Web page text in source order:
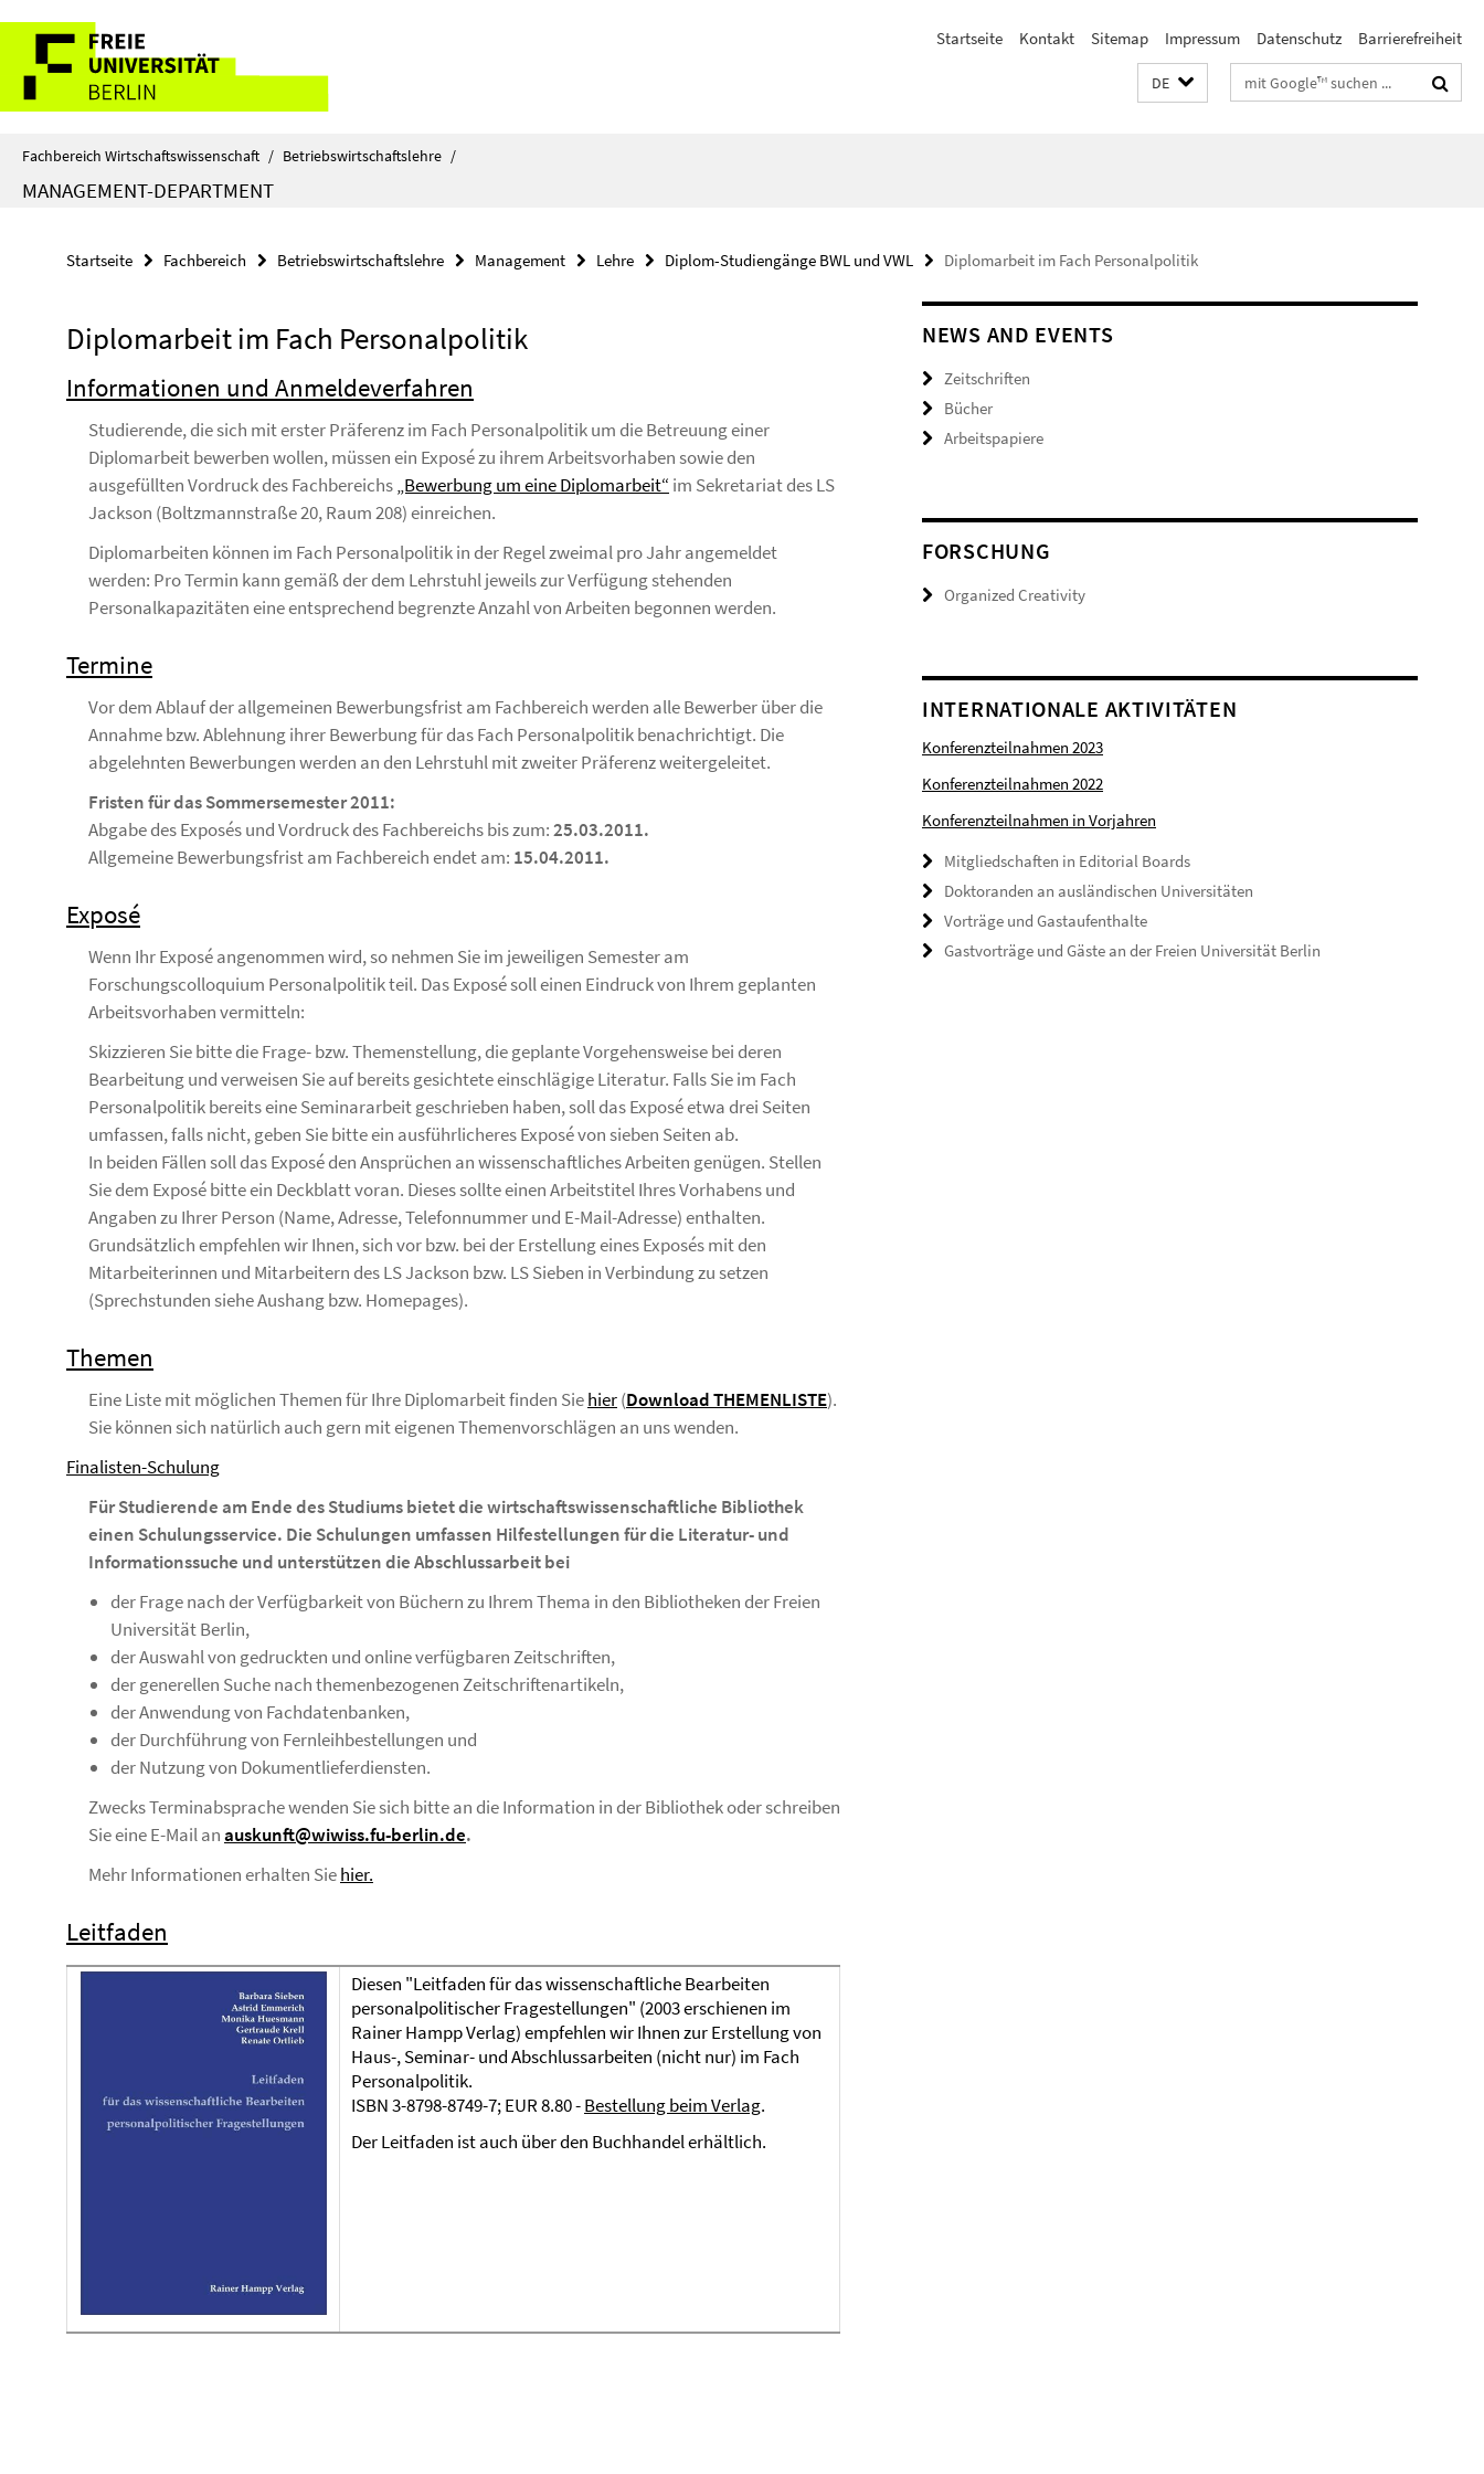
direkt
Inhalt
Service-
Navigation
Startseite Kontakt Sitemap Impressum Datenschutz Barrierefreiheit
DE Suchbegriffe
Fachbereich Wirtschaftswissenschaft / Betriebswirtschaftslehre /
MANAGEMENT-DEPARTMENT
Startseite Fachbereich Betriebswirtschaftslehre Management Lehre Diplom-Studiengänge BWL und VWL Diplomarbeit im Fach Personalpolitik
Diplomarbeit im Fach Personalpolitik
Informationen und Anmeldeverfahren
Studierende, die sich mit erster Präferenz im Fach Personalpolitik um die Betreuung einer
Diplomarbeit bewerben wollen, müssen ein Exposé zu ihrem Arbeitsvorhaben sowie den
ausgefüllten Vordruck des Fachbereichs„Bewerbung um eine Diplomarbeit“ im Sekretariat des LS
Jackson (Boltzmannstraße 20, Raum 208) einreichen.
Diplomarbeiten können im Fach Personalpolitik in der Regel zweimal pro Jahr angemeldet
werden: Pro Termin kann gemäß der dem Lehrstuhl jeweils zur Verfügung stehenden
Personalkapazitäten eine entsprechend begrenzte Anzahl von Arbeiten begonnen werden.
Termine
Vor dem Ablauf der allgemeinen Bewerbungsfrist am Fachbereich werden alle Bewerber über die
Annahme bzw. Ablehnung ihrer Bewerbung für das Fach Personalpolitik benachrichtigt. Die
abgelehnten Bewerbungen werden an den Lehrstuhl mit zweiter Präferenz weitergeleitet.
Fristen für das Sommersemester 2011:
Abgabe des Exposés und Vordruck des Fachbereichs bis zum:25.03.2011.
Allgemeine Bewerbungsfrist am Fachbereich endet am: 15.04.2011.
Exposé
Wenn Ihr Exposé angenommen wird, so nehmen Sie im jeweiligen Semester am
Forschungscolloquium Personalpolitik teil. Das Exposé soll einen Eindruck von Ihrem geplanten
Arbeitsvorhaben vermitteln:
Skizzieren Sie bitte die Frage- bzw. Themenstellung, die geplante Vorgehensweise bei deren
Bearbeitung und verweisen Sie auf bereits gesichtete einschlägige Literatur. Falls Sie im Fach
Personalpolitik bereits eine Seminararbeit geschrieben haben, soll das Exposé etwa drei Seiten
umfassen, falls nicht, geben Sie bitte ein ausführlicheres Exposé von sieben Seiten ab.
In beiden Fällen soll das Exposé den Ansprüchen an wissenschaftliches Arbeiten genügen. Stellen
Sie dem Exposé bitte ein Deckblatt voran. Dieses sollte einen Arbeitstitel Ihres Vorhabens und
Angaben zu Ihrer Person (Name, Adresse, Telefonnummer und E-Mail-Adresse) enthalten.
Grundsätzlich empfehlen wir Ihnen, sich vor bzw. bei der Erstellung eines Exposés mit den
Mitarbeiterinnen und Mitarbeitern des LS Jackson bzw. LS Sieben in Verbindung zu setzen
(Sprechstunden siehe Aushang bzw. Homepages).
Themen
Eine Liste mit möglichen Themen für Ihre Diplomarbeit finden Siehier(Download THEMENLISTE).
Sie können sich natürlich auch gern mit eigenen Themenvorschlägen an uns wenden.
Finalisten-Schulung
Für Studierende am Ende des Studiums bietet die wirtschaftswissenschaftliche Bibliothek
einen Schulungsservice. Die Schulungen umfassen Hilfestellungen für die Literatur- und
Informationssuche und unterstützen die Abschlussarbeit bei
der Frage nach der Verfügbarkeit von Büchern zu Ihrem Thema in den Bibliotheken der Freien
Universität Berlin,
der Auswahl von gedruckten und online verfügbaren Zeitschriften,
der generellen Suche nach themenbezogenen Zeitschriftenartikeln,
der Anwendung von Fachdatenbanken,
der Durchführung von Fernleihbestellungen und
der Nutzung von Dokumentlieferdiensten.
Zwecks Terminabsprache wenden Sie sich bitte an die Information in der Bibliothek oder schreiben
Sie eine E-Mail anauskunft@wiwiss.fu-berlin.de.
Mehr Informationen erhalten Siehier.
Leitfaden
Diesen "Leitfaden für das wissenschaftliche Bearbeiten
personalpolitischer Fragestellungen" (2003 erschienen im
Rainer Hampp Verlag) empfehlen wir Ihnen zur Erstellung von
Haus-, Seminar- und Abschlussarbeiten (nicht nur) im Fach
Personalpolitik.
ISBN 3-8798-8749-7; EUR 8.80 -Bestellung beim Verlag.
Der Leitfaden ist auch über den Buchhandel erhältlich.
NEWS AND EVENTS
Zeitschriften
Bücher
Arbeitspapiere
FORSCHUNG
Organized Creativity
INTERNATIONALE AKTIVITÄTEN
Konferenzteilnahmen 2023
Konferenzteilnahmen 2022
Konferenzteilnahmen in Vorjahren
Mitgliedschaften in Editorial Boards
Doktoranden an ausländischen Universitäten
Vorträge und Gastaufenthalte
Gastvorträge und Gäste an der Freien Universität Berlin